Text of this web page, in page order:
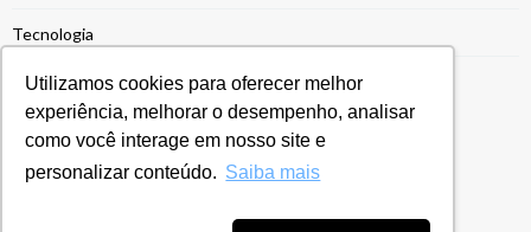
Utilizamos cookies para oferecer melhor
experiência, melhorar o desempenho, analisar
como você interage em nosso site e
personalizar conteúdo. Saiba mais
Tecnologia
Transfer Pricing